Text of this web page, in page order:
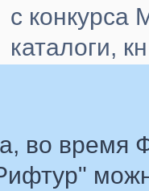
с конкурса
каталоги,
во время